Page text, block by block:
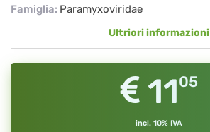
Famiglia: Paramyxoviridae
Ultriori informazioni
1105
incl. 10% IVA